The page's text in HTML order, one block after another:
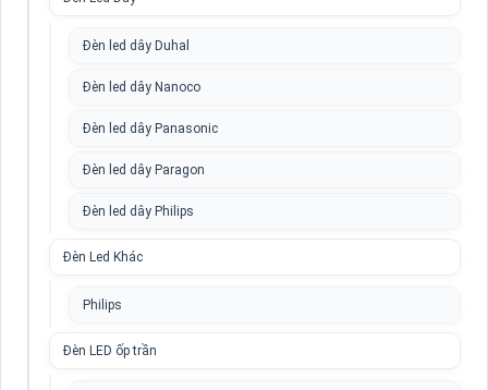
Đèn led dây Duhal
Đèn led dây Nanoco
Đèn led dây Panasonic
Đèn led dây Paragon
Đèn led dây Philips
Đèn Led Khác
Philips
Đèn LED ốp trần